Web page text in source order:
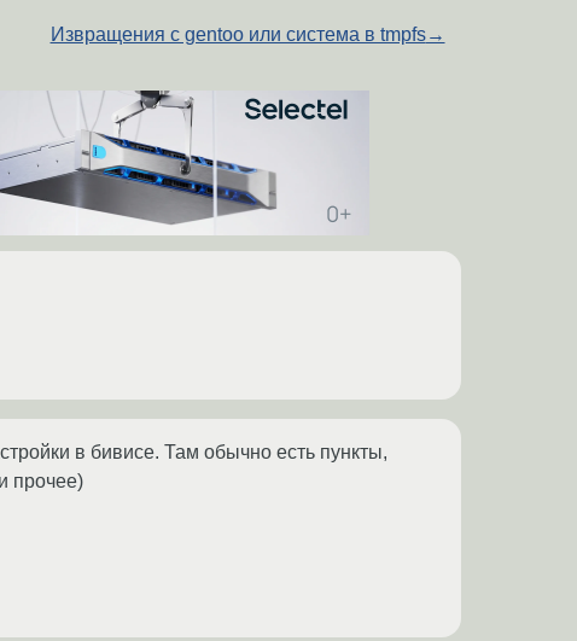
Извращения с gentoo или система в tmpfs→
в бивисе. Там обычно есть пункты,
прочее)